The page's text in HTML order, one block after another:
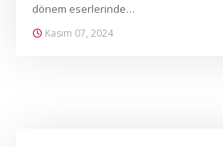
dönem eserlerinde…
Kasım 07, 2024